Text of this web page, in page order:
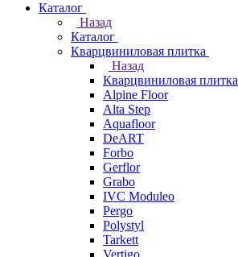
Каталог
Назад
Каталог
Кварцвиниловая плитка
Назад
Кварцвиниловая плитка
Alpine Floor
Alta Step
Aquafloor
DeART
Forbo
Gerflor
Grabo
IVC Moduleo
Pergo
Polystyl
Tarkett
Vertigo